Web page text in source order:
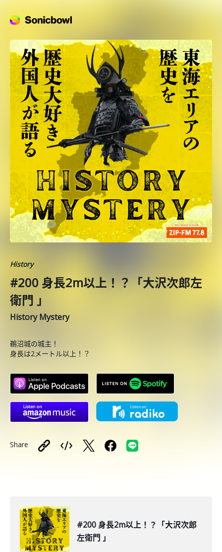
History
#200 身長2m以上！？「大沢次郎左
衛門 」
History Mystery
鵜沼城の城主！
身長は2メートル以上！？
Share
#200 身長2m以上！？「大沢次郎
左衛門 」